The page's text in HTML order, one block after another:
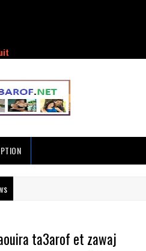
ta3arof et zawaj